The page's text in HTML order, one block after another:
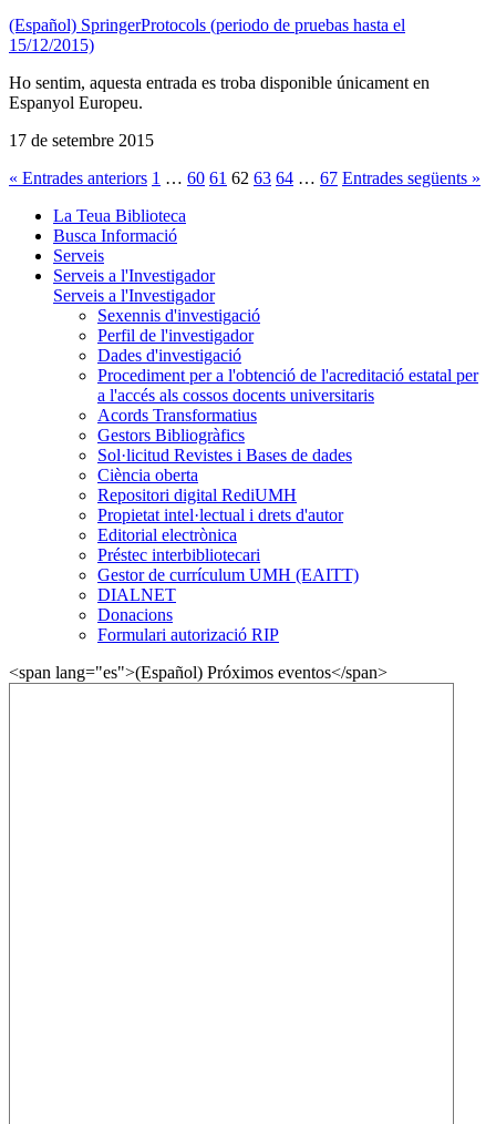
(Español) SpringerProtocols (periodo de pruebas hasta el
15/12/2015)
Ho sentim, aquesta entrada es troba disponible únicament en
Espanyol Europeu.
17 de setembre 2015
« Entrades anteriors 1 … 60 61 62 63 64 … 67 Entrades següents »
La Teua Biblioteca
Busca Informació
Serveis
Serveis a l'Investigador
Serveis a l'Investigador
Sexennis d'investigació
Perfil de l'investigador
Dades d'investigació
Procediment per a l'obtenció de l'acreditació estatal per
a l'accés als cossos docents universitaris
Acords Transformatius
Gestors Bibliogràfics
Sol·licitud Revistes i Bases de dades
Ciència oberta
Repositori digital RediUMH
Propietat intel·lectual i drets d'autor
Editorial electrònica
Préstec interbibliotecari
Gestor de currículum UMH (EAITT)
DIALNET
Donacions
Formulari autorizació RIP
<span lang="es">(Español) Próximos eventos</span>